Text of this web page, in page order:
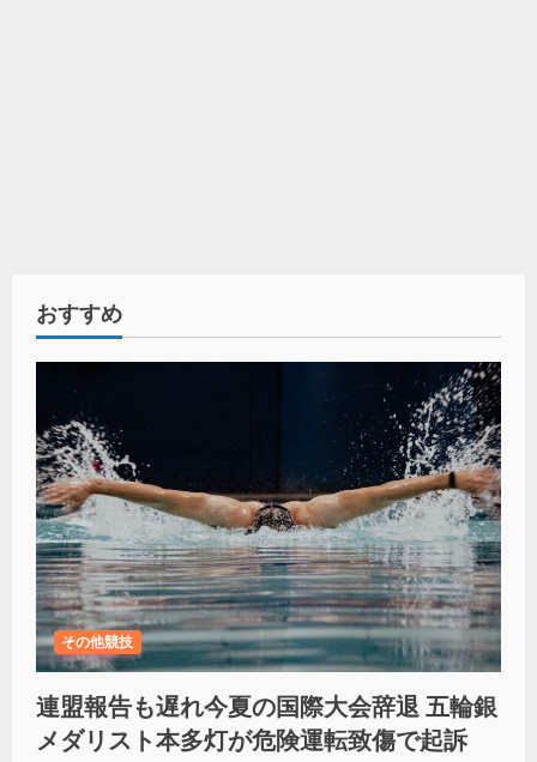
おすすめ
その他競技
連盟報告も遅れ今夏の国際大会辞退 五輪銀
メダリスト本多灯が危険運転致傷で起訴